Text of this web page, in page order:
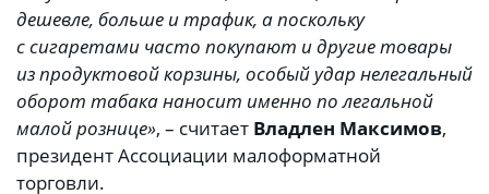
дешевле, больше и трафик, а поскольку
с сигаретами часто покупают и другие товары
из продуктовой корзины, особый удар нелегальный
оборот табака наносит именно по легальной
малой рознице», – считает Владлен Максимов,
президент Ассоциации малоформатной
торговли.